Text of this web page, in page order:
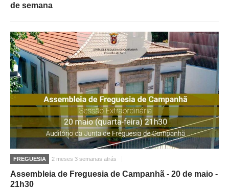
de semana
FREGUESIA 2 meses 3 semanas atrás
Assembleia de Freguesia de Campanhã - 20 de maio -
21h30